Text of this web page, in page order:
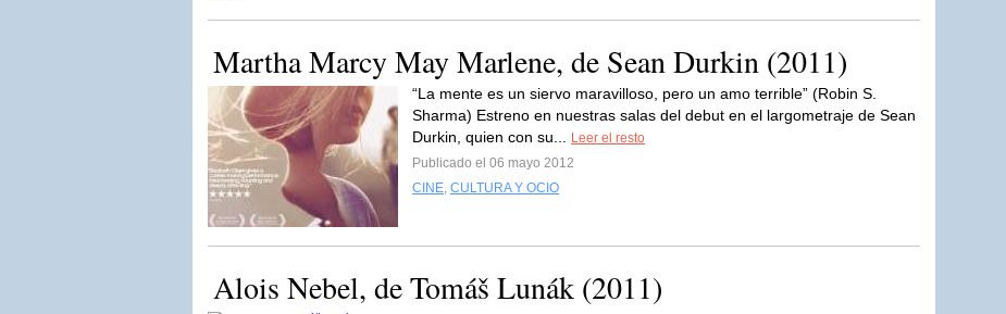
Martha Marcy May Marlene, de Sean Durkin (2011)
“La mente es un siervo maravilloso, pero un amo terrible” (Robin S.
Sharma) Estreno en nuestras salas del debut en el largometraje de Sean
Durkin, quien con su...
Leer el resto
Publicado el 06 mayo 2012
CINE, CULTURA Y OCIO
Alois Nebel, de Tomáš Lunák (2011)